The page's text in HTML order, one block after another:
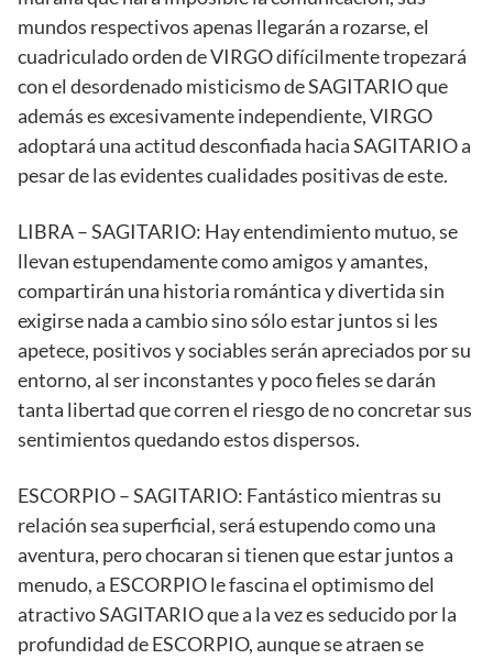
mundos respectivos apenas llegarán a rozarse, el
cuadriculado orden de VIRGO difícilmente tropezará
con el desordenado misticismo de SAGITARIO que
además es excesivamente independiente, VIRGO
adoptará una actitud desconfiada hacia SAGITARIO a
pesar de las evidentes cualidades positivas de este.
LIBRA – SAGITARIO: Hay entendimiento mutuo, se
llevan estupendamente como amigos y amantes,
compartirán una historia romántica y divertida sin
exigirse nada a cambio sino sólo estar juntos si les
apetece, positivos y sociables serán apreciados por su
entorno, al ser inconstantes y poco fieles se darán
tanta libertad que corren el riesgo de no concretar sus
sentimientos quedando estos dispersos.
ESCORPIO – SAGITARIO: Fantástico mientras su
relación sea superficial, será estupendo como una
aventura, pero chocaran si tienen que estar juntos a
menudo, a ESCORPIO le fascina el optimismo del
atractivo SAGITARIO que a la vez es seducido por la
profundidad de ESCORPIO, aunque se atraen se